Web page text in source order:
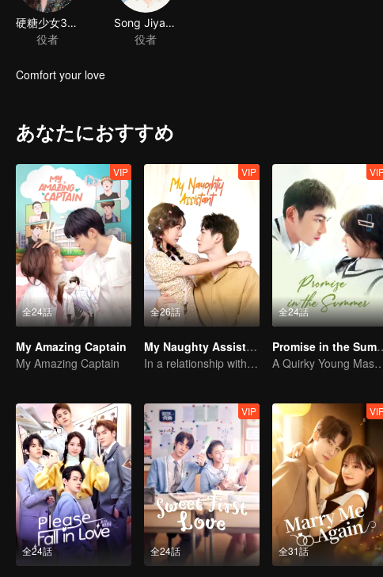
硬糖少女303テイ・ナイケイ
役者
Song Jiyang
役者
Comfort your love
あなたにおすすめ
全24話
VIP
My Amazing Captain
My Amazing Captain
全26話
VIP
My Naughty Assistant
In a relationship with an idol
全24話
A Quirky Young Master Falls in
全24話 全24話
VIP
全31話